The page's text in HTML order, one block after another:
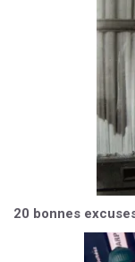
20 bonnes